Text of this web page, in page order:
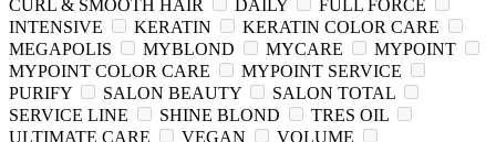
CURL & SMOOTH HAIR
DAILY
FULL FORCE
INTENSIVE
KERATIN
KERATIN COLOR CARE
MEGAPOLIS
MYBLOND MYCARE
MYPOINT
MYPOINT COLOR CARE
MYPOINT SERVICE
PURIFY
SALON BEAUTY
SALON TOTAL
SERVICE LINE
SHINE BLOND
TRES OIL
ULTIMATE CARE
VEGAN
VOLUME